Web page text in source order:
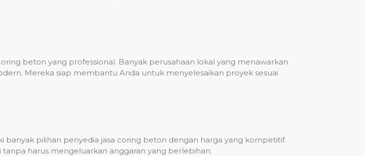
beton yang professional. Banyak perusahaan lokal yang menawarkan
Mereka siap membantu Anda untuk menyelesaikan proyek sesuai
pilihan penyedia jasa coring beton dengan harga yang kompetitif.
harus mengeluarkan anggaran yang berlebihan.